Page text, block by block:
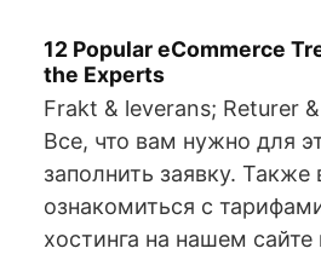
12 Popular eCommerce
the Experts
Frakt & leverans; Returer
Все, что вам нужно для
заполнить заявку.
ознакомиться с
хостинга на нашем сайте